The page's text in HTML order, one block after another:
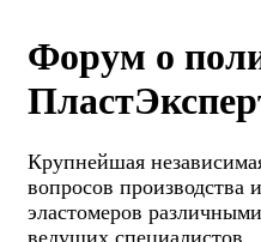
Форум о
Крупнейшая
вопросов производства
эластомеров
ведущих специалистов.